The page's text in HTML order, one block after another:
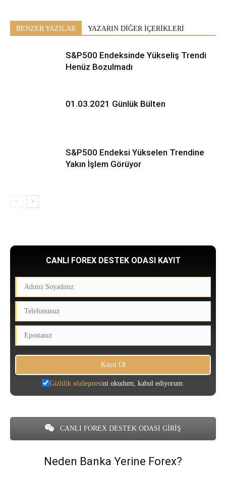
BENZER YAZILAR YAZARIN DİĞER İÇERİKLERİ
S&P500 Endeksinde Yükseliş Trendi
Henüz Bozulmadı
01.03.2021 Günlük Bülten
S&P500 Endeksi Yükselen Trendine
Yakın İşlem Görüyor
CANLI FOREX DESTEK ODASI KAYIT
Gizlilik sözleşmesini okudum, kabul ediyorum.
CANLI FOREX DESTEK ODASI GİRİŞ
Neden Banka Yerine Forex?